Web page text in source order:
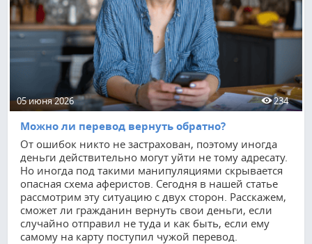
05 июня 2026 234
Можно ли перевод вернуть обратно?
От ошибок никто не застрахован, поэтому иногда
деньги действительно могут уйти не тому адресату.
Но иногда под такими манипуляциями скрывается
опасная схема аферистов. Сегодня в нашей статье
рассмотрим эту ситуацию с двух сторон. Расскажем,
сможет ли гражданин вернуть свои деньги, если
случайно отправил не туда и как быть, если ему
самому на карту поступил чужой перевод.